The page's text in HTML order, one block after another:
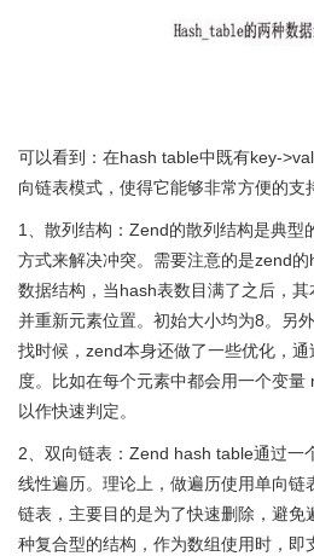
可以看到：在hash table中既有key-
向链表模式，使得它能够非常方便的支
1、散列结构：Zend的散列结构是典型
方式来解决冲突。需要注意的是zend
数据结构，当hash表数目满了之后，
并重新元素位置。初始大小均为8。另
找时候，zend本身还做了一些优化，
度。比如在每个元素中都会用一个变
以作快速判定。
2、双向链表：Zend hash table通过一
线性遍历。理论上，做遍历使用单向链
链表，主要目的是为了快速删除，避
种复合型的结构，作为数组使用时，即